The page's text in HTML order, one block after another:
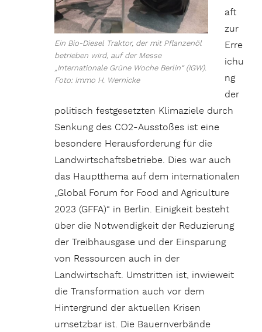
Ein Bio-Diesel Traktor, der mit Pflanzenöl
betrieben wird, auf der Messe
„Internationale Grüne Woche Berlin“ (IGW).
Foto: Immo H. Wernicke
aft
zur
Erre
ichu
ng
der
politisch festgesetzten Klimaziele durch
Senkung des CO2-Ausstoßes ist eine
besondere Herausforderung für die
Landwirtschaftsbetriebe. Dies war auch
das Hauptthema auf dem internationalen
„Global Forum for Food and Agriculture
2023 (GFFA)“ in Berlin. Einigkeit besteht
über die Notwendigkeit der Reduzierung
der Treibhausgase und der Einsparung
von Ressourcen auch in der
Landwirtschaft. Umstritten ist, inwieweit
die Transformation auch vor dem
Hintergrund der aktuellen Krisen
umsetzbar ist. Die Bauernverbände